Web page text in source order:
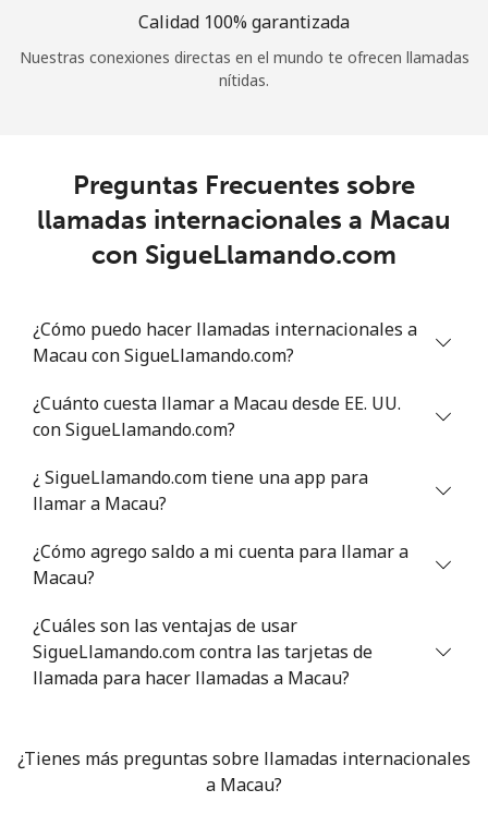
Calidad 100% garantizada
Nuestras conexiones directas en el mundo te ofrecen llamadas
nítidas.
Preguntas Frecuentes sobre
llamadas internacionales a Macau
con SigueLlamando.com
¿Cómo puedo hacer llamadas internacionales a
Macau con SigueLlamando.com?
¿Cuánto cuesta llamar a Macau desde EE. UU.
con SigueLlamando.com?
¿ SigueLlamando.com tiene una app para
llamar a Macau?
¿Cómo agrego saldo a mi cuenta para llamar a
Macau?
¿Cuáles son las ventajas de usar
SigueLlamando.com contra las tarjetas de
llamada para hacer llamadas a Macau?
¿Tienes más preguntas sobre llamadas internacionales
a Macau?